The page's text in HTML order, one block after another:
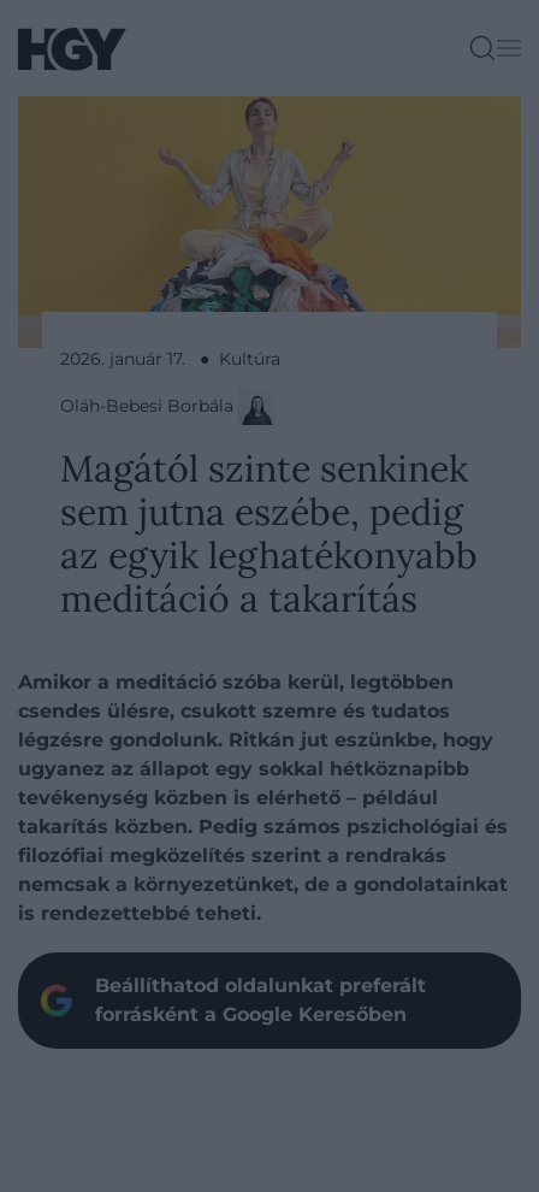
2026. január 17. ● Kultúra
Oláh-Bebesi Borbála
Magától szinte senkinek
sem jutna eszébe, pedig
az egyik leghatékonyabb
meditáció a takarítás
Amikor a meditáció szóba kerül, legtöbben
csendes ülésre, csukott szemre és tudatos
légzésre gondolunk. Ritkán jut eszünkbe, hogy
ugyanez az állapot egy sokkal hétköznapibb
tevékenység közben is elérhető – például
takarítás közben. Pedig számos pszichológiai és
filozófiai megközelítés szerint a rendrakás
nemcsak a környezetünket, de a gondolatainkat
is rendezettebbé teheti.
Beállíthatod oldalunkat preferált
forrásként a Google Keresőben